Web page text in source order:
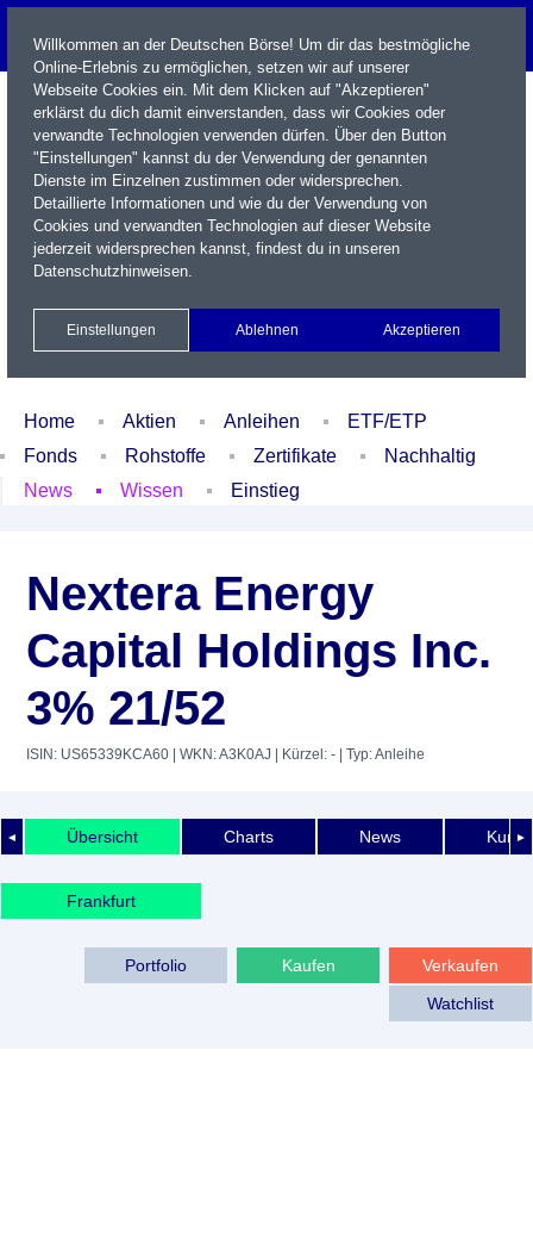
Name / WKN / ISIN / Kürzel
Xetra Realtime
Watchlist Portfolio Login
Home Aktien Anleihen
ETF/ETP
Fonds
Rohstoffe Zertifikate
Nachhaltig
News
Wissen Einstieg
Nextera Energy
Capital Holdings Inc.
3% 21/52
ISIN: US65339KCA60 | WKN: A3K0AJ | Kürzel: - | Typ: Anleihe
◄ ►
Übersicht Charts News
Frankfurt
Verkaufen
Kaufen
Portfolio
Watchlist
Willkommen an der Deutschen Börse! Um dir das bestmögliche
Online-Erlebnis zu ermöglichen, setzen wir auf unserer
Webseite Cookies ein. Mit dem Klicken auf "Akzeptieren"
erklärst du dich damit einverstanden, dass wir Cookies oder
verwandte Technologien verwenden dürfen. Über den Button
"Einstellungen" kannst du der Verwendung der genannten
Dienste im Einzelnen zustimmen oder widersprechen.
Detaillierte Informationen und wie du der Verwendung von
Cookies und verwandten Technologien auf dieser Website
jederzeit widersprechen kannst, findest du in unseren
Datenschutzhinweisen.
Einstellungen Ablehnen Akzeptieren